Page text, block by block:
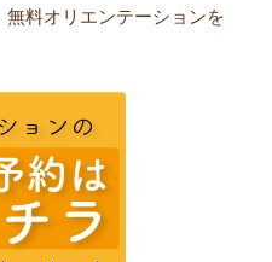
料オリエンテーションを